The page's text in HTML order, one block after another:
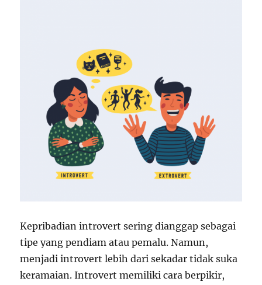
Kepribadian introvert sering dianggap sebagai
tipe yang pendiam atau pemalu. Namun,
menjadi introvert lebih dari sekadar tidak suka
keramaian. Introvert memiliki cara berpikir,